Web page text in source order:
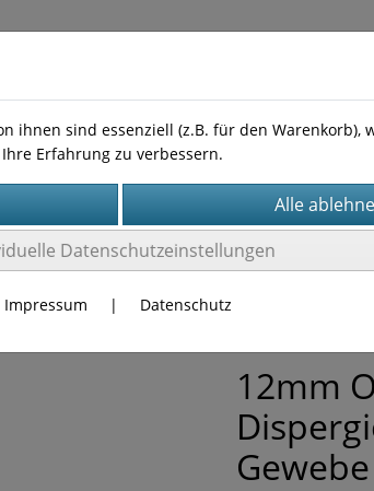
AGB Widerufsbelehrung Kontakt
(4)
B-Style Dispergierer (10)
12mm
ihnen sind essenziell (z.B. für den Warenkorb),
Erfahrung zu verbessern.
Datenschutzeinstellungen
Impressum | Datenschutz